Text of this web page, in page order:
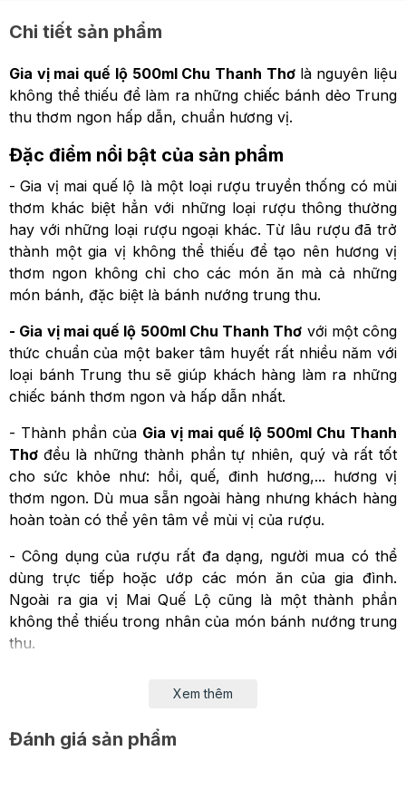
Chi tiết sản phẩm
Gia vị mai quế lộ 500ml Chu Thanh Thơ là nguyên liệu
không thể thiếu để làm ra những chiếc bánh dẻo Trung
thu thơm ngon hấp dẫn, chuẩn hương vị.
Đặc điểm nổi bật của sản phẩm
- Gia vị mai quế lộ là một loại rượu truyền thống có mùi
thơm khác biệt hẳn với những loại rượu thông thường
hay với những loại rượu ngoại khác. Từ lâu rượu đã trở
thành một gia vị không thể thiếu để tạo nên hương vị
thơm ngon không chỉ cho các món ăn mà cả những
món bánh, đặc biệt là bánh nướng trung thu.
- Gia vị mai quế lộ 500ml Chu Thanh Thơ với một công
thức chuẩn của một baker tâm huyết rất nhiều năm với
loại bánh Trung thu sẽ giúp khách hàng làm ra những
chiếc bánh thơm ngon và hấp dẫn nhất.
- Thành phần của Gia vị mai quế lộ 500ml Chu Thanh
Thơ đều là những thành phần tự nhiên, quý và rất tốt
cho sức khỏe như: hồi, quế, đinh hương,... hương vị
thơm ngon. Dù mua sẵn ngoài hàng nhưng khách hàng
hoàn toàn có thể yên tâm về mùi vị của rượu.
- Công dụng của rượu rất đa dạng, người mua có thể
dùng trực tiếp hoặc ướp các món ăn của gia đình.
Ngoài ra gia vị Mai Quế Lộ cũng là một thành phần
không thể thiếu trong nhân của món bánh nướng trung
thu.
Khối lượng: 500m
Xem thêm
Đánh giá sản phẩm